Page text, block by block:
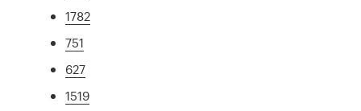
1782
751
627
1519